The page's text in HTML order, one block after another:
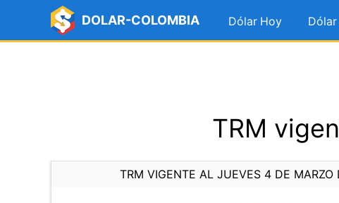
DOLAR-COLOMBIA Dólar Hoy
TRM
TRM VIGENTE AL JUEVES 4 DE MARZO